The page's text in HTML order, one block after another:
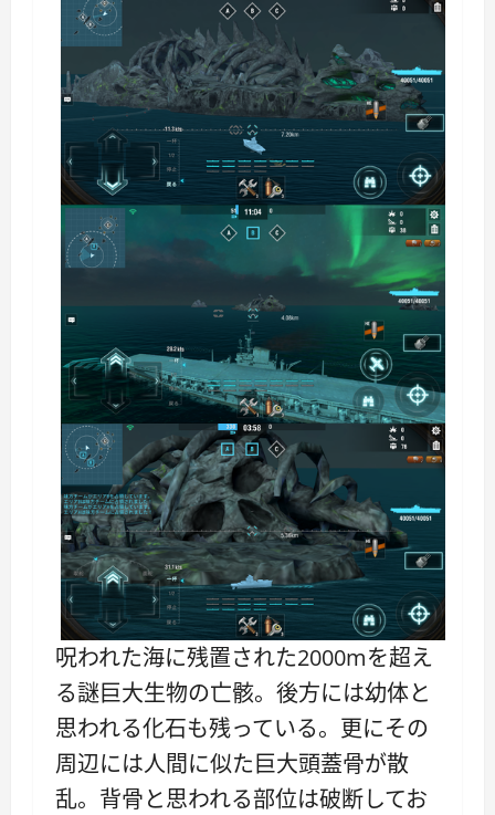
呪われた海に残置された2000mを超え
る謎巨大生物の亡骸。後方には幼体と
思われる化石も残っている。更にその
周辺には人間に似た巨大頭蓋骨が散
乱。背骨と思われる部位は破断してお